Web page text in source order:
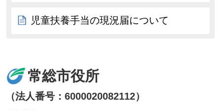
児童扶養手当の現況届について
常総市役所
（法人番号：6000020082112）